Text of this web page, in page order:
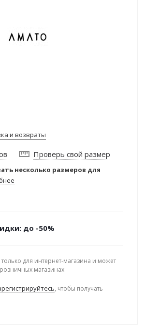
и возвраты
Проверь свой размер
несколько размеров для
до -50%
только для интернет-магазина и может
магазинах
, чтобы получать